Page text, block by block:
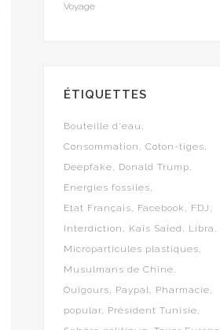
Voyage
ÉTIQUETTES
Bouteille d'eau
Consommation
Coton-tiges
Deepfake
Donald Trump
Energies fossiles
Etat Français
Facebook
FDJ
Interdiction
Kaïs Saïed
Libra
Microparticules plastiques
Musulmans de Chine
Ouïgours
Paypal
Pharmacie
popular
Président Tunisie